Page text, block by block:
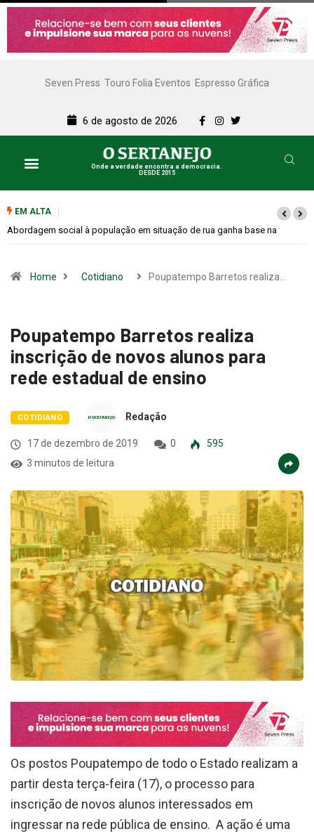
Seven Press Touro Folia Eventos Espresso Gráfica
6 de agosto de 2026
Onde a verdade encontra a democracia.
DESDE 2015
EM ALTA
Cemitérios terão horário especial e missas no Dia dos Pais
Home Cotidiano Poupatempo Barretos realiza…
Poupatempo Barretos realiza
inscrição de novos alunos para
rede estadual de ensino
COTIDIANO Redação
17 de dezembro de 2019 0
595
3 minutos de leitura
Os postos Poupatempo de todo o Estado realizam a
partir desta terça-feira (17), o processo para
inscrição de novos alunos interessados em
ingressar na rede pública de ensino. A ação é uma